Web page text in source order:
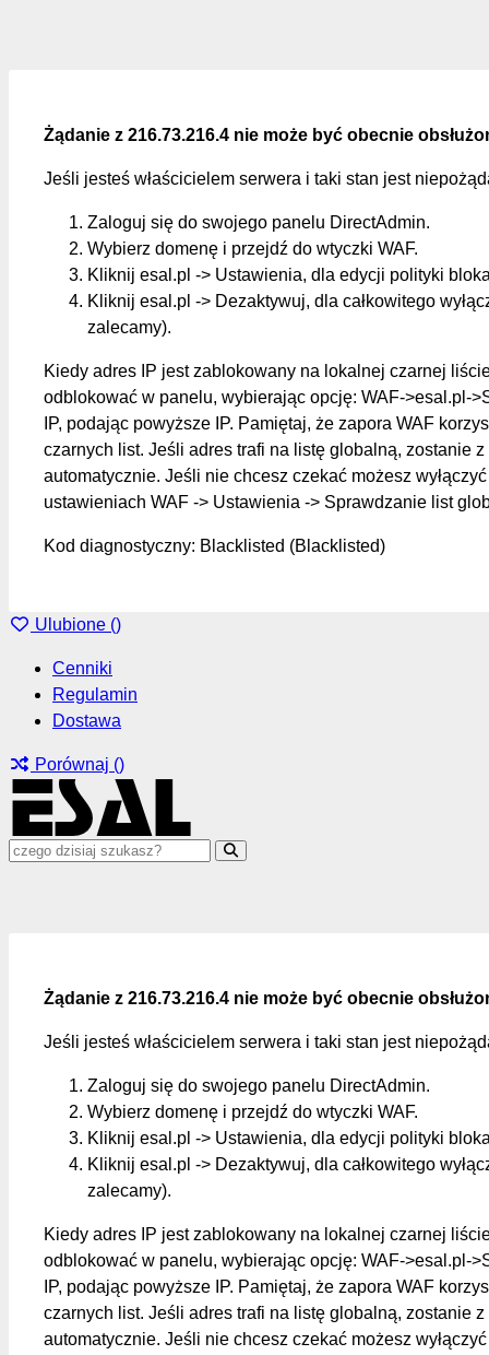
Żądanie z 216.73.216.4 nie może być obecnie
Jeśli jesteś właścicielem serwera i taki stan jest
Zaloguj się do swojego panelu DirectAdmin.
Wybierz domenę i przejdź do wtyczki WAF.
Kliknij esal.pl -> Ustawienia, dla edycji polityki
Kliknij esal.pl -> Dezaktywuj, dla całkowitego
zalecamy).
Kiedy adres IP jest zablokowany na lokalnej czarnej
odblokować w panelu, wybierając opcję: WAF->esal.pl-
IP, podając powyższe IP. Pamiętaj, że zapora WAF
czarnych list. Jeśli adres trafi na listę globalną, zostanie
automatycznie. Jeśli nie chcesz czekać możesz
ustawieniach WAF -> Ustawienia -> Sprawdzanie list
Kod diagnostyczny: Blacklisted (Blacklisted)
Ulubione ()
Cenniki
Regulamin
Dostawa
Porównaj ()
Żądanie z 216.73.216.4 nie może być obecnie
Jeśli jesteś właścicielem serwera i taki stan jest
Zaloguj się do swojego panelu DirectAdmin.
Wybierz domenę i przejdź do wtyczki WAF.
Kliknij esal.pl -> Ustawienia, dla edycji polityki
Kliknij esal.pl -> Dezaktywuj, dla całkowitego
zalecamy).
Kiedy adres IP jest zablokowany na lokalnej czarnej
odblokować w panelu, wybierając opcję: WAF->esal.pl-
IP, podając powyższe IP. Pamiętaj, że zapora WAF
czarnych list. Jeśli adres trafi na listę globalną, zostanie
automatycznie. Jeśli nie chcesz czekać możesz